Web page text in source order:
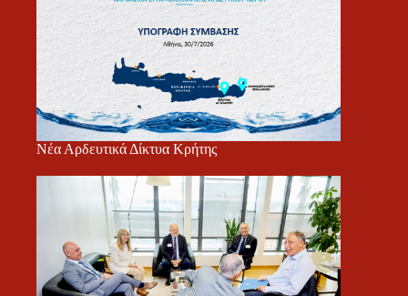
Νέα Αρδευτικά Δίκτυα Κρήτης